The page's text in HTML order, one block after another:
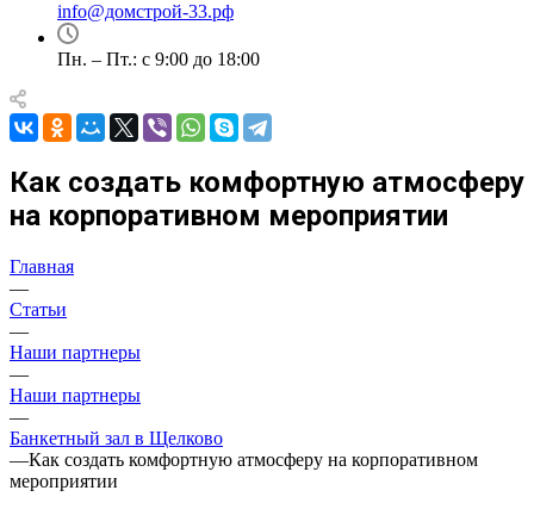
info@домстрой-33.рф
Пн. – Пт.: с 9:00 до 18:00
Как создать комфортную атмосферу
на корпоративном мероприятии
Главная
—
Статьи
—
Наши партнеры
—
Наши партнеры
—
Банкетный зал в Щелково
—Как создать комфортную атмосферу на корпоративном
мероприятии